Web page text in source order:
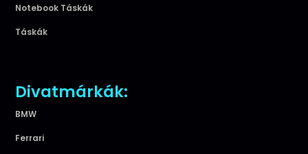
Notebook Táskák
Táskák
Divatmárkák:
BMW
Ferrari